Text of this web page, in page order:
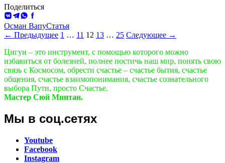
крайностей
Поделиться
ВКонтакте
Telegram
WhatsApp
Facebook
Осман ВапуСтатья
Навигация
по
записям
← Предыдущее 1 … 11 12 13 … 25 Следующее →
Цигун – это инструмент, с помощью которого можно
избавиться от болезней, полнее постичь наш мир, понять свою
связь с Космосом, обрести счастье – счастье бытия, счастье
общения, счастье взаимопонимания, счастье сознательного
выбора Пути, просто Счастье.
Мастер Сюй Минтан.
Мы в соц.сетях
Youtube
Facebook
Instagram